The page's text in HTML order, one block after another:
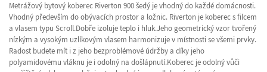
Metrážový bytový koberec Riverton 900 šedý je vhodný do každé domácnosti.
Vhodný především do obývacích prostor a ložnic. Riverton je koberec s filcem
a vlasem typu Scroll.Dobře izoluje teplo i hluk.Jeho geometrický vzor tvořený
nízkým a vysokým uzlíkovým vlasem harmonizuje v místnosti se všemi prvky.
Radost budete mít i z jeho bezproblémové údržby a díky jeho
polyamidovému vláknu je i odolný na došlápnutí.Koberec je odolný vůči